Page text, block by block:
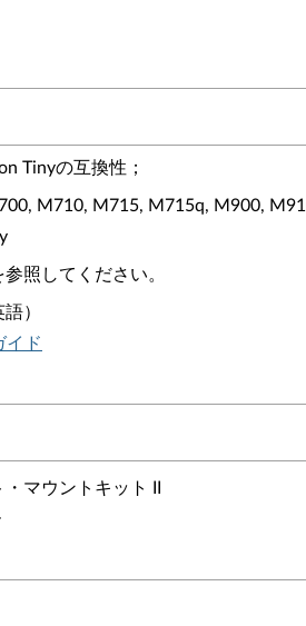
Tinyの互換性；
M710, M715, M715q, M900,
照してください。
語）
イド
マウントキット II